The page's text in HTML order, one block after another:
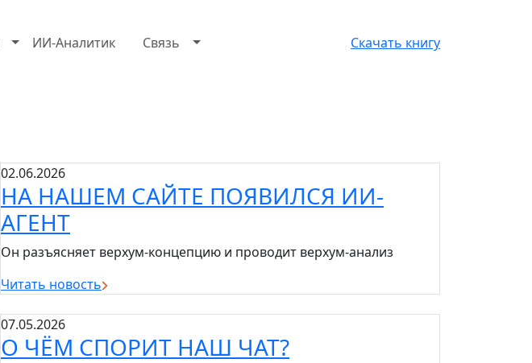
ИИ-Аналитик Связь Скачать книгу
02.06.2026
НА НАШЕМ САЙТЕ ПОЯВИЛСЯ ИИ-
АГЕНТ
Он разъясняет верхум-концепцию и проводит верхум-анализ
Читать новость
07.05.2026
О ЧЁМ СПОРИТ НАШ ЧАТ?